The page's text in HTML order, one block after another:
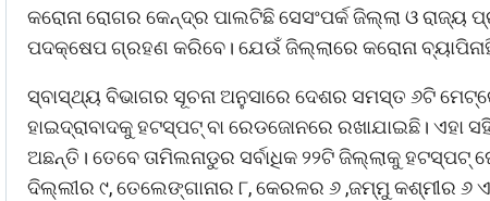
କରୋନା ରୋଗର କେନ୍ଦ୍ର ପାଲଟିଛି ସେସଂପର୍କ ଜିଲ୍ଲା ଓ
ପଦକ୍ଷେପ ଗ୍ରହଣ କରିବେ। ଯେଉଁ ଜିଲ୍ଲାରେ କରୋନା
ସ୍ବାସ୍ଥ୍ୟ ବିଭାଗର ସୂଚନା ଅନୁସାରେ ଦେଶର ସମସ୍ତ ୬ଟି
ହାଇଦ୍ରାବାଦକୁ ହଟସ୍ପଟ୍ ବା ରେଡଜୋନରେ ରଖାଯାଇଛି।
ଅଛନ୍ତି। ତେବେ ତାମିଲନାଡୁର ସର୍ବାଧିକ ୨୨ଟି ଜିଲ୍ଲାକୁ ହଟସ୍ପଟ୍
ଦିଲ୍ଲୀର ୯, ତେଲେଙ୍ଗାନାର ୮, କେରଳର ୬ ,ଜମ୍ମୁ କଶ୍ମୀର